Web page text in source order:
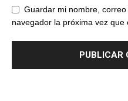
Guardar mi nombre,
navegador la próxima vez que